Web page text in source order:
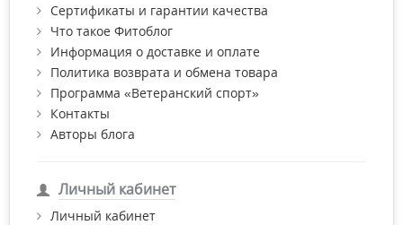
Сертификаты и гарантии качества
Что такое Фитоблог
Информация о доставке и оплате
Политика возврата и обмена товара
Программа «Ветеранский спорт»
Контакты
Авторы блога
Личный кабинет
Личный кабинет